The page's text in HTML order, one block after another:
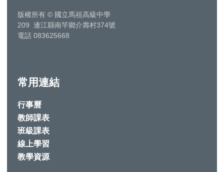
版權所有 © 國立馬祖高級中學
209 連江縣南竿鄉介壽村374號
電話 083625668
常用連結
行事曆
教師課表
班級課表
線上學習
教學資源